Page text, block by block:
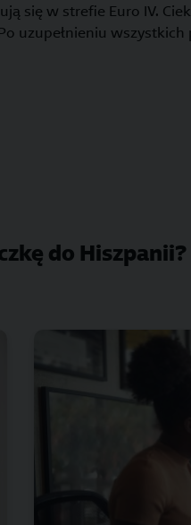
się w strefie Euro IV.
uzupełnieniu
do Hiszpanii?